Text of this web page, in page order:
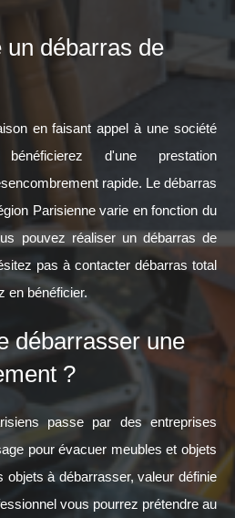
débarras de
en faisant appel à une société
d'une prestation
rapide. Le débarras
Parisienne varie en fonction du
pouvez réaliser un débarras de
pas à contacter débarras total
en bénéficier.
débarrasser une
?
passe par des entreprises
pour évacuer meubles et objets
objets à débarrasser, valeur définie
vous pourrez prétendre au